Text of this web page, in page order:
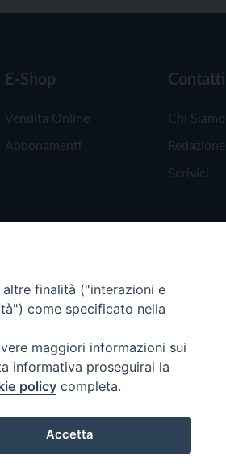
E-Shop
Vendita Online
Abbonamenti
Contatti
Chi Siamo
Redazione
Scrivici
finalità ("interazioni e
come specificato nella
maggiori informazioni sui
informativa proseguirai la
policy completa.
Accetta